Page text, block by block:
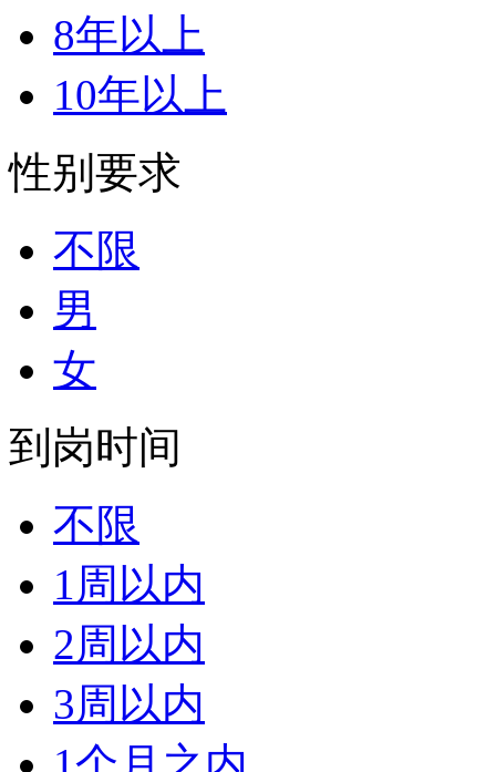
8年以上
10年以上
性别要求
不限
男
女
到岗时间
不限
1周以内
2周以内
3周以内